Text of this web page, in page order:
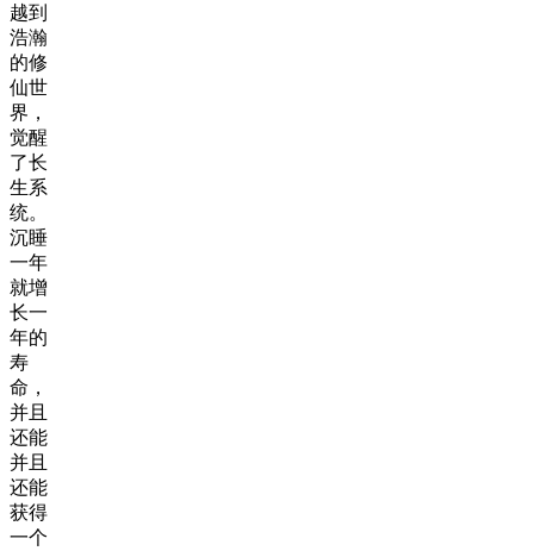
越到
浩瀚
的修
仙世
界，
觉醒
了长
生系
统。
沉睡
一年
就增
长一
年的
寿
命，
并且
还能
并且
还能
获得
一个